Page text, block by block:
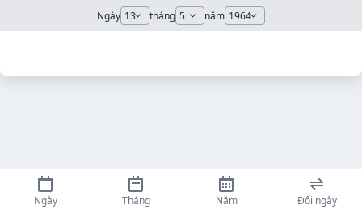
Ngày tháng năm
Ngày Tháng Năm Đổi ngày